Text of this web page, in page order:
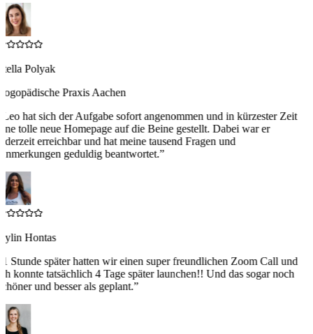
Polyak
Praxis Aachen
Leo hat sich der Aufgabe sofort angenommen und in kürzester Zeit
tolle neue Homepage auf die Beine gestellt. Dabei war er
erreichbar und hat meine tausend Fragen und
geduldig beantwortet.”
Hontas
1 Stunde später hatten wir einen super freundlichen Zoom Call und
konnte tatsächlich 4 Tage später launchen!! Und das sogar noch
und besser als geplant.”